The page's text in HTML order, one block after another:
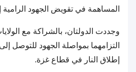
المساهمة في تقويض الجهود الرامية
وجددت الدولتان، بالشراكة مع
التزامهما بمواصلة الجهود للتوصل
إطلاق النار في قطاع غزة.